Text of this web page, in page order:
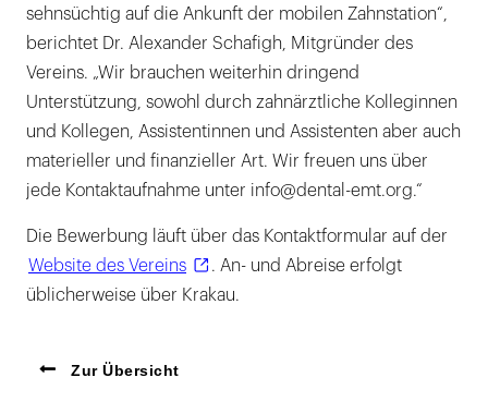
sehnsüchtig auf die Ankunft der mobilen Zahnstation“,
berichtet Dr. Alexander Schafigh, Mitgründer des
Vereins. „Wir brauchen weiterhin dringend
Unterstützung, sowohl durch zahnärztliche Kolleginnen
und Kollegen, Assistentinnen und Assistenten aber auch
materieller und finanzieller Art. Wir freuen uns über
jede Kontaktaufnahme unter info@dental-emt.org.“
Die Bewerbung läuft über das Kontaktformular auf der
Website des Vereins
. An- und Abreise erfolgt
üblicherweise über Krakau.
Zur Übersicht